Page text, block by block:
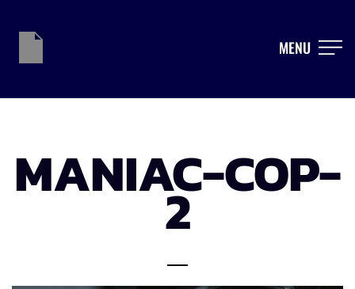
MENU
MANIAC-COP-
2